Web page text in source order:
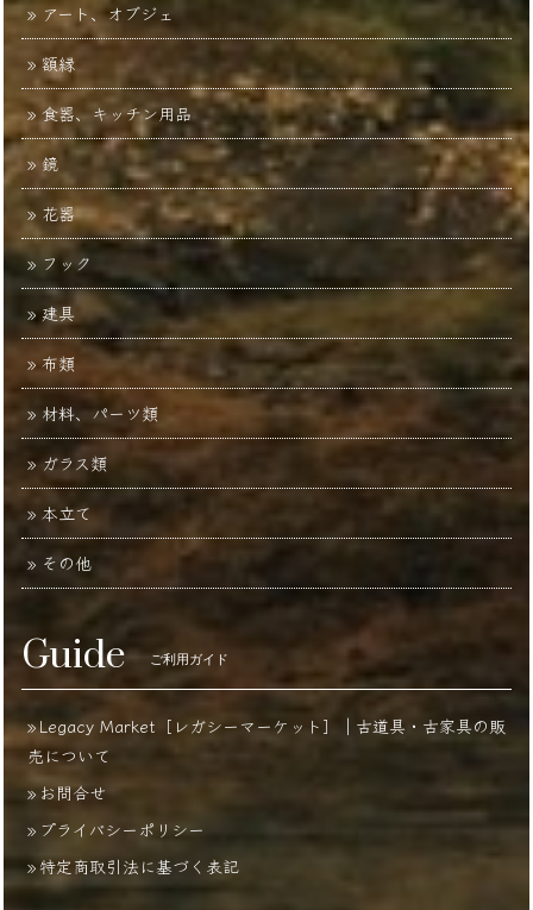
アート、オブジェ
額縁
食器、キッチン用品
鏡
花器
フック
建具
布類
材料、パーツ類
ガラス類
本立て
その他
Guide ご利用ガイド
Legacy Market［レガシーマーケット］｜古道具・古家具の販
売について
お問合せ
プライバシーポリシー
特定商取引法に基づく表記